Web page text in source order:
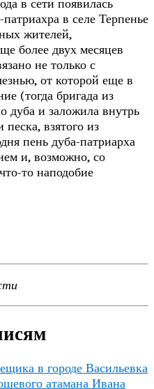
в сети появилась
в селе Терпенье
жителей,
более двух месяцев
не только с
от которой еще в
(тогда бригада из
дуба и заложила внутрь
песка, взятого из
пень дуба-патриарха
и, возможно, со
то наподобие
в городе Васильевка
атамана Ивана